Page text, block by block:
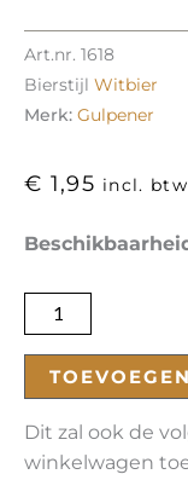
Art.nr. 1618
Bierstijl Witbier
Merk: Gulpener
€ 1,95 incl. btw
Korenwolf
aantal
Dit zal ook de
winkelwagen